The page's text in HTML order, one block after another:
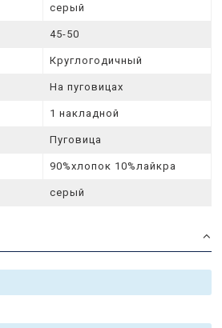
серый
45-50
Круглогодичный
На пуговицах
1 накладной
Пуговица
90%хлопок 10%лайкра
серый